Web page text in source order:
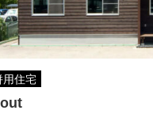
用住宅